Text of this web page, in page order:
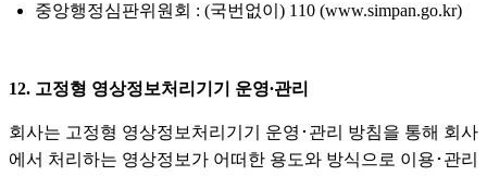
중앙행정심판위원회 : (국번없이) 110 (www.simpan.go.kr)
12. 고정형 영상정보처리기기 운영∙관리
회사는 고정형 영상정보처리기기 운영･관리 방침을 통해 회사
에서 처리하는 영상정보가 어떠한 용도와 방식으로 이용･관리